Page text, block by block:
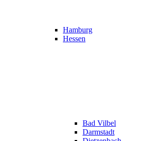
Hamburg
Hessen
Bad Vilbel
Darmstadt